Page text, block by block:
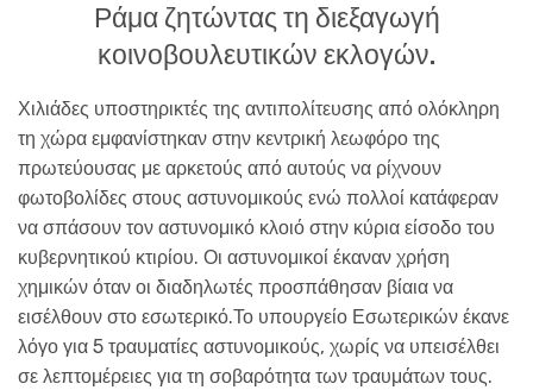
Ράμα ζητώντας τη διεξαγωγή
κοινοβουλευτικών εκλογών.
Χιλιάδες υποστηρικτές της αντιπολίτευσης από ολόκληρη
τη χώρα εμφανίστηκαν στην κεντρική λεωφόρο της
πρωτεύουσας με αρκετούς από αυτούς να ρίχνουν
φωτοβολίδες στους αστυνομικούς ενώ πολλοί κατάφεραν
να σπάσουν τον αστυνομικό κλοιό στην κύρια είσοδο του
κυβερνητικού κτιρίου. Οι αστυνομικοί έκαναν χρήση
χημικών όταν οι διαδηλωτές προσπάθησαν βίαια να
εισέλθουν στο εσωτερικό.Το υπουργείο Εσωτερικών έκανε
λόγο για 5 τραυματίες αστυνομικούς, χωρίς να υπεισέλθει
σε λεπτομέρειες για τη σοβαρότητα των τραυμάτων τους.